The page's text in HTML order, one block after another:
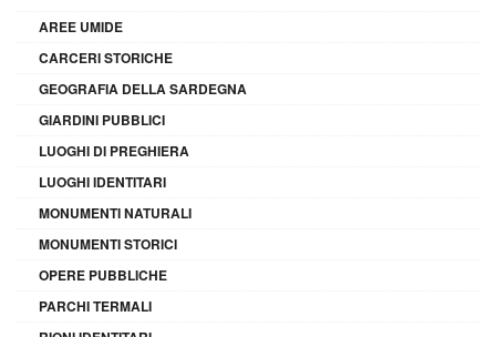
AREE UMIDE
CARCERI STORICHE
GEOGRAFIA DELLA SARDEGNA
GIARDINI PUBBLICI
LUOGHI DI PREGHIERA
LUOGHI IDENTITARI
MONUMENTI NATURALI
MONUMENTI STORICI
OPERE PUBBLICHE
PARCHI TERMALI